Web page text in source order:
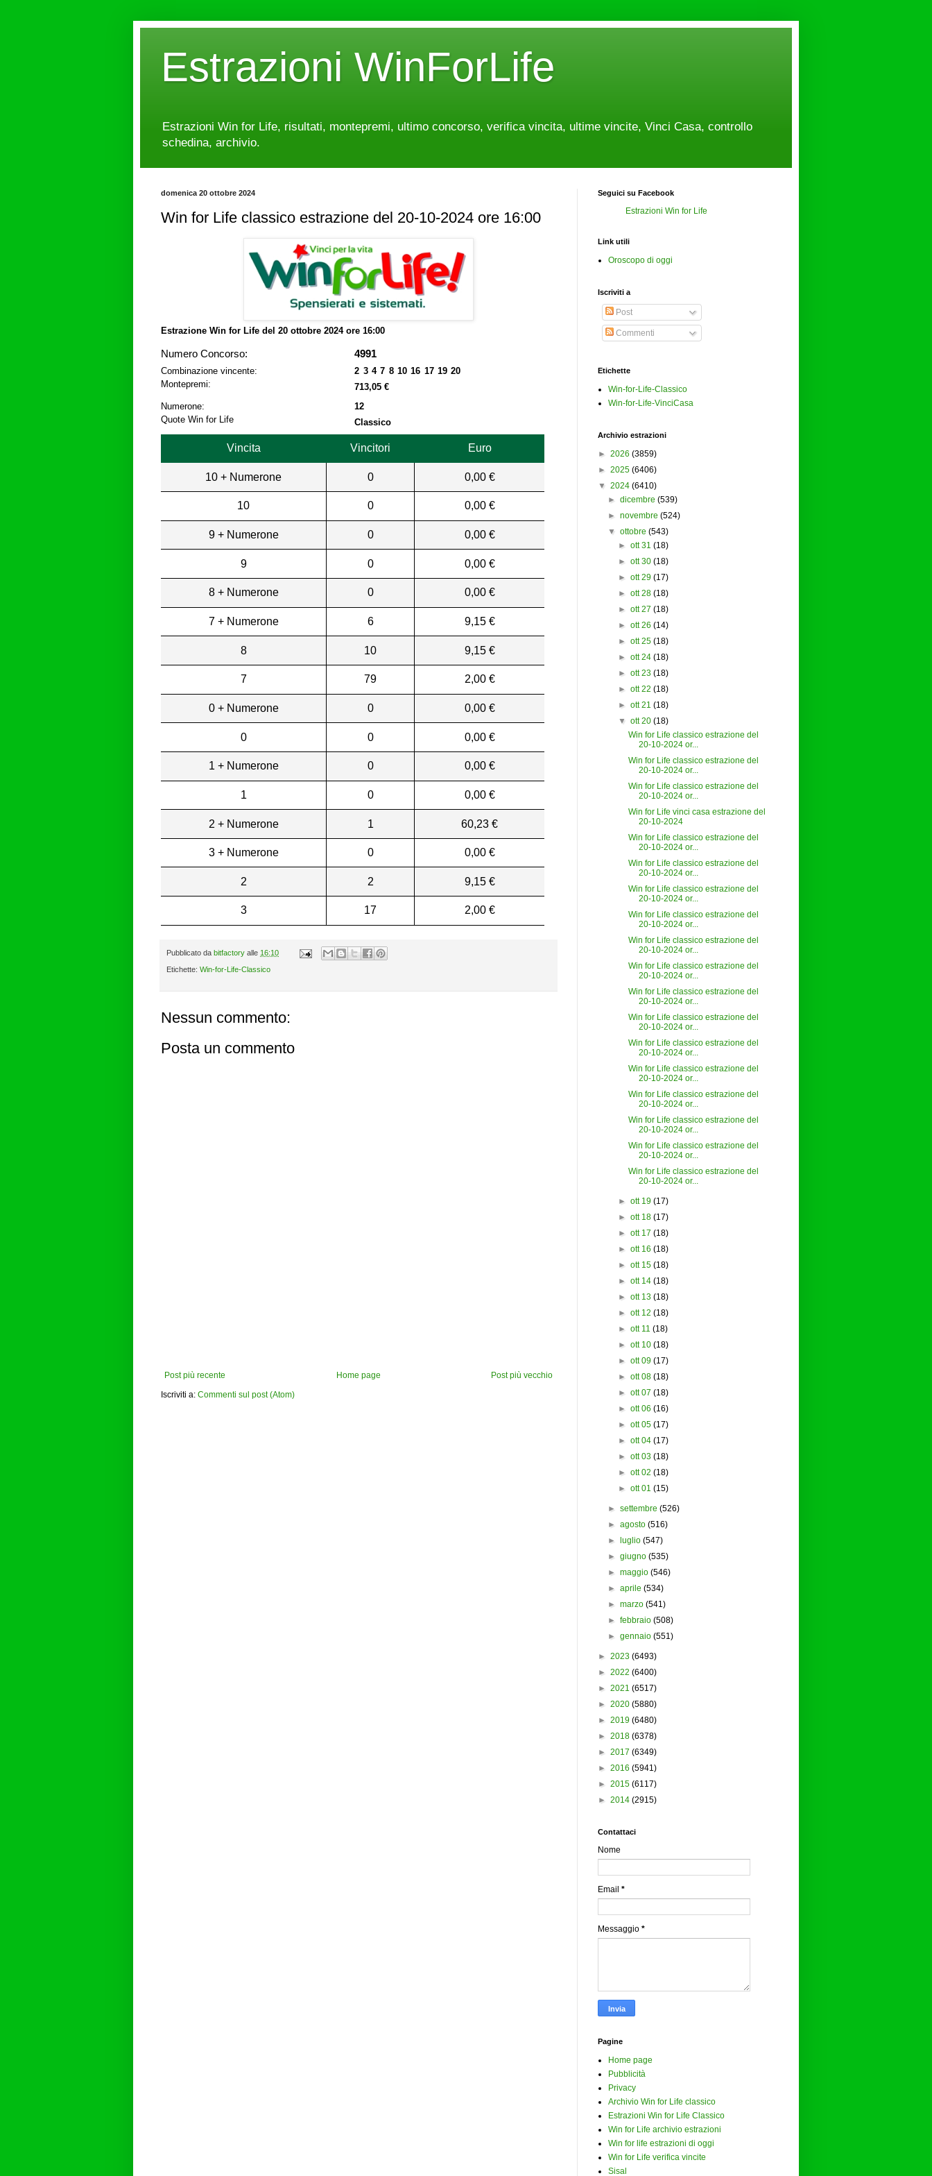
Estrazioni WinForLife
Estrazioni Win for Life, risultati, montepremi, ultimo concorso, verifica vincita, ultime vincite, Vinci Casa, controllo
schedina, archivio.
domenica 20 ottobre 2024
Win for Life classico estrazione del 20-10-2024 ore 16:00
Estrazione Win for Life del 20 ottobre 2024 ore 16:00
Numero Concorso: 4991
Combinazione vincente:
2 3 4 7 8 10 16 17 19 20
Montepremi:
713,05 €
Numerone:
12
Quote Win for Life
Classico
Vincita Vincitori Euro
10 + Numerone 0 0,00 €
10 0 0,00 €
9 + Numerone 0 0,00 €
9 0 0,00 €
8 + Numerone 0 0,00 €
7 + Numerone 6 9,15 €
8 10 9,15 €
7 79 2,00 €
0 + Numerone 0 0,00 €
0 0 0,00 €
1 + Numerone 0 0,00 €
1 0 0,00 €
2 + Numerone 1 60,23 €
3 + Numerone 0 0,00 €
2 2 9,15 €
3 17 2,00 €
Pubblicato da bitfactory alle 16:10
Etichette: Win-for-Life-Classico
Nessun commento:
Posta un commento
Post più recente Post più vecchio
Home page
Iscriviti a: Commenti sul post (Atom)
Seguici su Facebook
Estrazioni Win for Life
Link utili
Oroscopo di oggi
Iscriviti a
Post
Commenti
Etichette
Win-for-Life-Classico
Win-for-Life-VinciCasa
Archivio estrazioni
► 2026 (3859)
► 2025 (6406)
▼ 2024 (6410)
►dicembre (539)
►novembre (524)
▼ ottobre (543)
► ott 31 (18)
► ott 30 (18)
► ott 29 (17)
► ott 28 (18)
► ott 27 (18)
► ott 26 (14)
► ott 25 (18)
► ott 24 (18)
► ott 23 (18)
► ott 22 (18)
► ott 21 (18)
▼ ott 20 (18)
Win for Life classico estrazione del
20-10-2024 or...
Win for Life classico estrazione del
20-10-2024 or...
Win for Life classico estrazione del
20-10-2024 or...
Win for Life vinci casa estrazione del
20-10-2024
Win for Life classico estrazione del
20-10-2024 or...
Win for Life classico estrazione del
20-10-2024 or...
Win for Life classico estrazione del
20-10-2024 or...
Win for Life classico estrazione del
20-10-2024 or...
Win for Life classico estrazione del
20-10-2024 or...
Win for Life classico estrazione del
20-10-2024 or...
Win for Life classico estrazione del
20-10-2024 or...
Win for Life classico estrazione del
20-10-2024 or...
Win for Life classico estrazione del
20-10-2024 or...
Win for Life classico estrazione del
20-10-2024 or...
Win for Life classico estrazione del
20-10-2024 or...
Win for Life classico estrazione del
20-10-2024 or...
Win for Life classico estrazione del
20-10-2024 or...
Win for Life classico estrazione del
20-10-2024 or...
► ott 19 (17)
► ott 18 (17)
► ott 17 (18)
► ott 16 (18)
► ott 15 (18)
► ott 14 (18)
► ott 13 (18)
► ott 12 (18)
► ott 11 (18)
► ott 10 (18)
► ott 09 (17)
► ott 08 (18)
► ott 07 (18)
► ott 06 (16)
► ott 05 (17)
► ott 04 (17)
► ott 03 (18)
► ott 02 (18)
► ott 01 (15)
►settembre (526)
►agosto (516)
►
luglio (547)
►giugno (535)
►maggio (546)
►aprile (534)
►marzo (541)
►febbraio (508)
►gennaio (551)
► 2023 (6493)
► 2022 (6400)
► 2021 (6517)
► 2020 (5880)
► 2019 (6480)
► 2018 (6378)
► 2017 (6349)
► 2016 (5941)
► 2015 (6117)
► 2014 (2915)
Contattaci
Nome
Email *
Messaggio *
Pagine
Home page
Pubblicità
Privacy
Archivio Win for Life classico
Estrazioni Win for Life Classico
Win for Life archivio estrazioni
Win for life estrazioni di oggi
Win for Life verifica vincite
Sisal